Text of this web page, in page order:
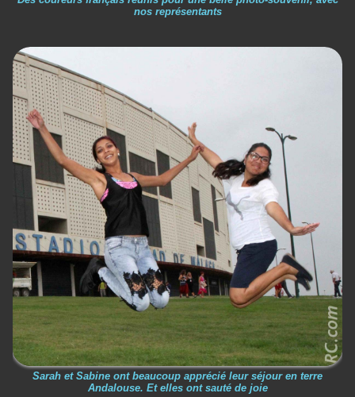
nos représentants
Sarah et Sabine ont beaucoup apprécié leur séjour en terre
Andalouse. Et elles ont sauté de joie